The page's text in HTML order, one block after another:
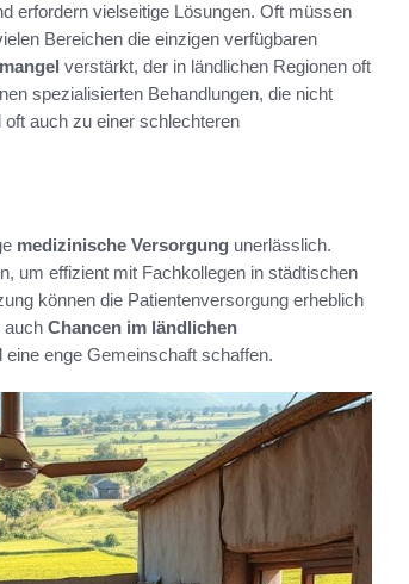
erfordern vielseitige Lösungen. Oft müssen
Bereichen die einzigen verfügbaren
verstärkt, der in ländlichen Regionen oft
spezialisierten Behandlungen, die nicht
auch zu einer schlechteren
medizinische Versorgung unerlässlich.
um effizient mit Fachkollegen in städtischen
können die Patientenversorgung erheblich
auch Chancen im ländlichen
eine enge Gemeinschaft schaffen.